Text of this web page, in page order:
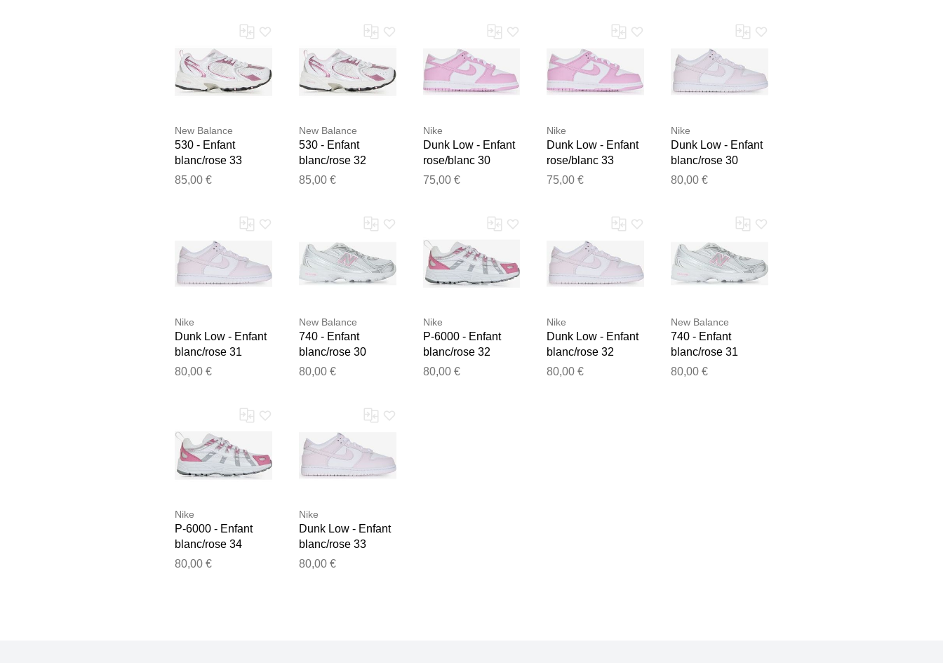
New Balance
530 - Enfant
blanc/rose 33
unisexe
85,00 €
New Balance
530 - Enfant
blanc/rose 32
unisexe
85,00 €
Nike
Dunk Low - Enfant
rose/blanc 30
unisexe
75,00 €
Nike
Dunk Low - Enfant
rose/blanc 33
unisexe
75,00 €
Nike
Dunk Low - Enfant
blanc/rose 30
unisexe
80,00 €
Nike
Dunk Low - Enfant
blanc/rose 31
unisexe
80,00 €
New Balance
740 - Enfant
blanc/rose 30
unisexe
80,00 €
Nike
P-6000 - Enfant
blanc/rose 32
unisexe
80,00 €
Nike
Dunk Low - Enfant
blanc/rose 32
unisexe
80,00 €
New Balance
740 - Enfant
blanc/rose 31
unisexe
80,00 €
Nike
P-6000 - Enfant
blanc/rose 34
unisexe
80,00 €
Nike
Dunk Low - Enfant
blanc/rose 33
unisexe
80,00 €
Merci pour votre avis